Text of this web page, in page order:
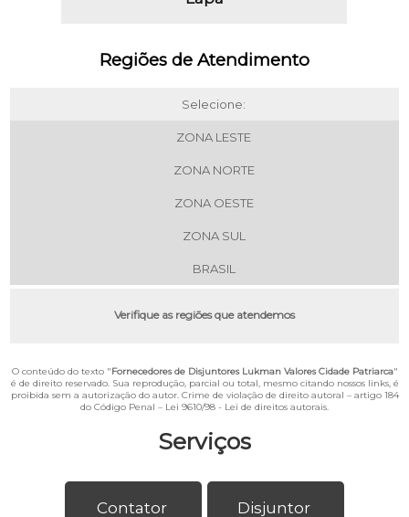
Serviços
Contator Disjuntor
Regiões de Atendimento
Selecione:
ZONA LESTE
ZONA NORTE
ZONA OESTE
ZONA SUL
BRASIL
Verifique as regiões que atendemos
O conteúdo do texto "Fornecedores de Disjuntores Lukman Valores Cidade Patriarca"
é de direito reservado. Sua reprodução, parcial ou total, mesmo citando nossos links, é
proibida sem a autorização do autor. Crime de violação de direito autoral – artigo 184
do Código Penal – Lei 9610/98 - Lei de direitos autorais.